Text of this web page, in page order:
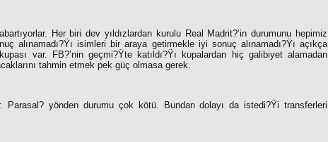
Her biri dev yıldızlardan kurulu Real Madrit?’in durumunu hepimiz
alınamadı?Ÿı isimleri bir araya getirmekle iyi sonuç alınamadı?Ÿı açıkça
var. FB?’nin geçmi?Ÿte katıldı?Ÿı kupalardan hiç galibiyet alamadan
tahmin etmek pek güç olmasa gerek.
Parasal? yönden durumu çok kötü. Bundan dolayı da istedi?Ÿi transferleri